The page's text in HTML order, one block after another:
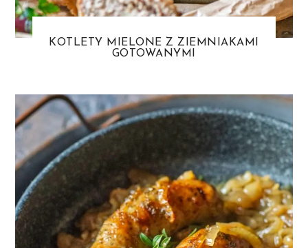
KOTLETY MIELONE Z ZIEMNIAKAMI
GOTOWANYMI